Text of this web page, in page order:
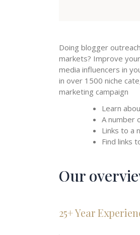
Doing blogger
markets? Improve
media influencers in
in over 1500 niche
marketing campaign
Learn
A number
Links to a
Find links
Our
25+ Year